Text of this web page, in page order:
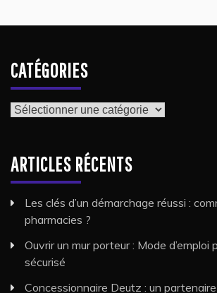
CATÉGORIES
Catégories
ARTICLES RÉCENTS
Les clés d’un démarchage réussi :
pharmacies ?
Ouvrir un mur porteur : Mode d’emploi
sécurisé
Concessionnaire Deutz : un